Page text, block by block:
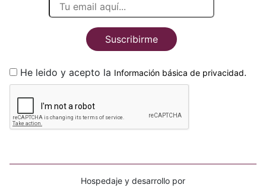
Suscribirme
He leido y acepto la Información básica de privacidad.
Hospedaje y desarrollo por